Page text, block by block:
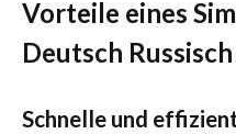
Vorteile eines
Deutsch
Schnelle und